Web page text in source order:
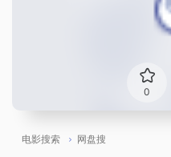
0
电影搜索 网盘搜